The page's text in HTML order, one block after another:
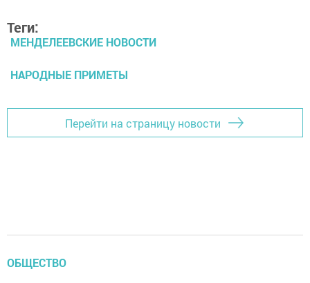
Теги:
МЕНДЕЛЕЕВСКИЕ НОВОСТИ
НАРОДНЫЕ ПРИМЕТЫ
Перейти на страницу новости
ОБЩЕСТВО